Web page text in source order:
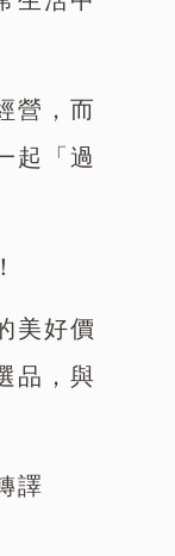
營，而
起「過
美好價
品，與
譯